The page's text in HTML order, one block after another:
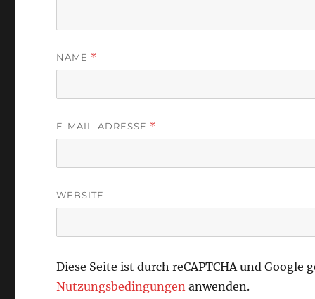
NAME *
E-MAIL-ADRESSE *
WEBSITE
Diese Seite ist durch reCAPTCHA und Google
Nutzungsbedingungen anwenden.